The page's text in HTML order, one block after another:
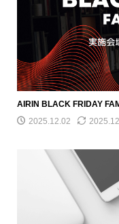
AIRIN BLACK FRIDAY
2025.12.02